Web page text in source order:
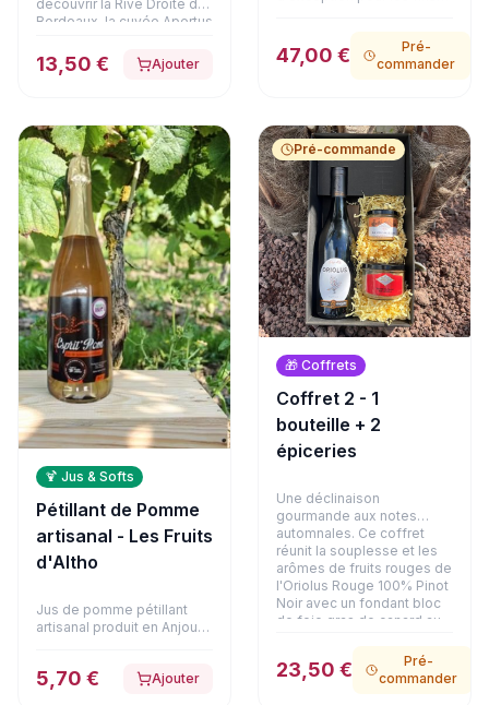
découvrir la Rive Droite de
Bordeaux, la cuvée Apertus
ans implantées sur des
terroirs argilo-calcaires et
en barriques, ce vin arbore
une jolie robe couleur
rubis. Son nez offre des
arômes subtils de cacao et
de bois brûlé, ouvrant sur
une bouche élégante,
racée et d'une grande
pureté.
13,50 € Ajouter
Émilion aux arômes
profonds de fruits noirs et
la fleur de sel en bocal
(125g). Le coffret est
complété par
d'onctueuses rillettes pur
canard au magret fumé
(180g) et une délicate
terrine de cerf à la Fine
Champagne (180g). Une
expérience gastronomique
haut de gamme, présentée
dans son emballage
soigné.
47,00 €
Pré-
commander
🍹 Jus & Softs
Pétillant de Pomme
artisanal - Les Fruits
d'Altho
Jus de pomme pétillant
artisanal produit en Anjou
5,70 € Ajouter
Pré-commande
🎁 Coffrets
Coffret 2 - 1
bouteille + 2
épiceries
Une déclinaison
gourmande aux notes
automnales. Ce coffret
réunit la souplesse et les
arômes de fruits rouges de
l'Oriolus Rouge 100% Pinot
Noir avec un fondant bloc
de foie gras de canard au
une terrine de faisan aux
girolles (180g). Une alliance
23,50 €
Pré-
commander